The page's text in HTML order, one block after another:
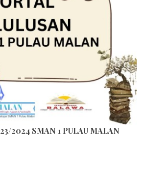
2024 SMAN 1 PULAU MALAN